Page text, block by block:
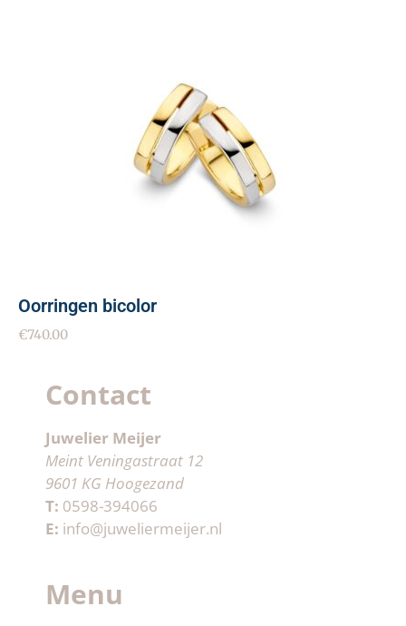
Oorringen bicolor
€740.00
Contact
Juwelier Meijer
Meint Veningastraat 12
9601 KG Hoogezand
T: 0598-394066
E: info@juweliermeijer.nl
Menu